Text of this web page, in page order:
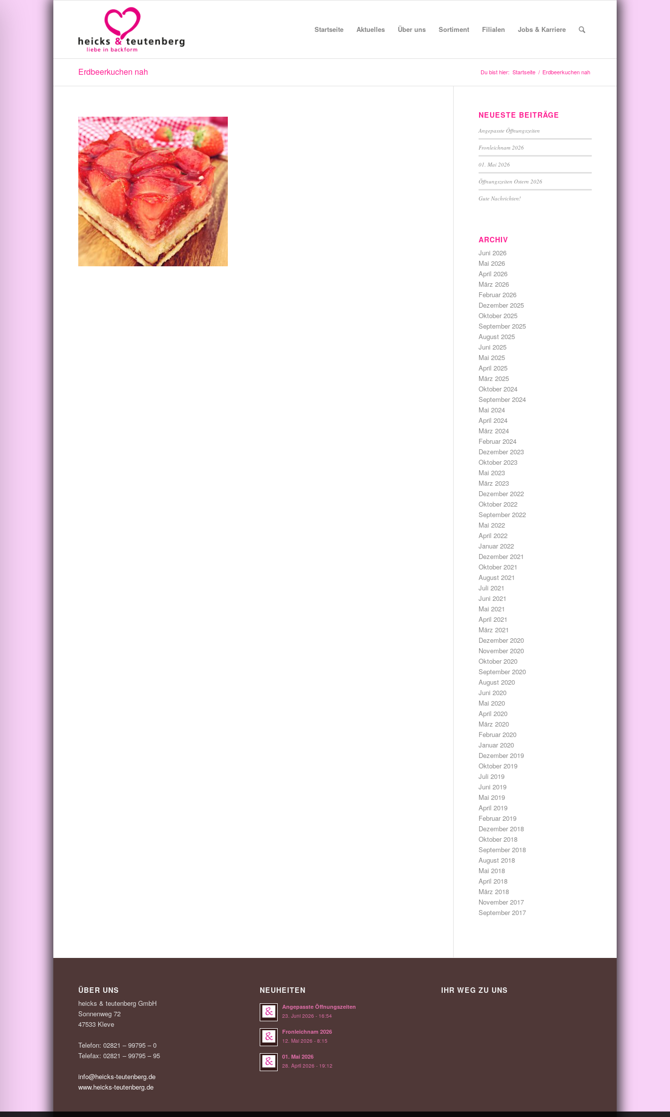
Startseite Aktuelles Über uns Sortiment Filialen Jobs & Karriere
Erdbeerkuchen nah Du bist hier: Startseite / Erdbeerkuchen nah
NEUESTE BEITRÄGE
Angepasste Öffnungszeiten
Fronleichnam 2026
01. Mai 2026
Öffnungszeiten Ostern 2026
Gute Nachrichten!
ARCHIV
Juni 2026
Mai 2026
April 2026
März 2026
Februar 2026
Dezember 2025
Oktober 2025
September 2025
August 2025
Juni 2025
Mai 2025
April 2025
März 2025
Oktober 2024
September 2024
Mai 2024
April 2024
März 2024
Februar 2024
Dezember 2023
Oktober 2023
Mai 2023
März 2023
Dezember 2022
Oktober 2022
September 2022
Mai 2022
April 2022
Januar 2022
Dezember 2021
Oktober 2021
August 2021
Juli 2021
Juni 2021
Mai 2021
April 2021
März 2021
Dezember 2020
November 2020
Oktober 2020
September 2020
August 2020
Juni 2020
Mai 2020
April 2020
März 2020
Februar 2020
Januar 2020
Dezember 2019
Oktober 2019
Juli 2019
Juni 2019
Mai 2019
April 2019
Februar 2019
Dezember 2018
Oktober 2018
September 2018
August 2018
Mai 2018
April 2018
März 2018
November 2017
September 2017
ÜBER UNS
heicks & teutenberg GmbH
Sonnenweg 72
47533 Kleve
Telefon: 02821 – 99795 – 0
Telefax: 02821 – 99795 – 95
info@heicks-teutenberg.de
www.heicks-teutenberg.de
NEUHEITEN
Angepasste Öffnungszeiten
23. Juni 2026 - 16:54
Fronleichnam 2026
12. Mai 2026 - 8:15
01. Mai 2026
28. April 2026 - 19:12
IHR WEG ZU UNS